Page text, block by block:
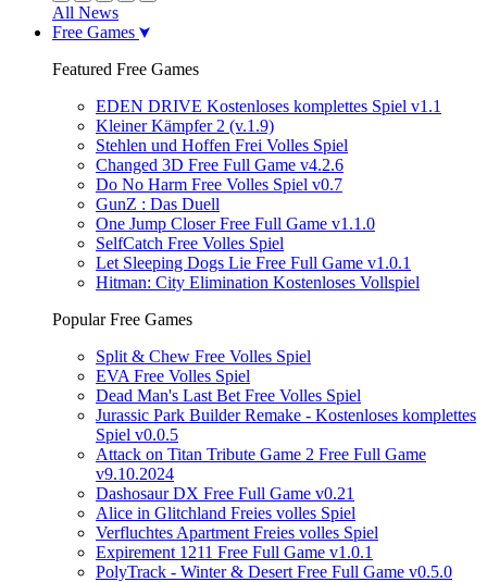
All News
Free Games
Featured Free Games
EDEN DRIVE Kostenloses komplettes Spiel v1.1
Kleiner Kämpfer 2 (v.1.9)
Stehlen und Hoffen Frei Volles Spiel
Changed 3D Free Full Game v4.2.6
Do No Harm Free Volles Spiel v0.7
GunZ : Das Duell
One Jump Closer Free Full Game v1.1.0
SelfCatch Free Volles Spiel
Let Sleeping Dogs Lie Free Full Game v1.0.1
Hitman: City Elimination Kostenloses Vollspiel
Popular Free Games
Split & Chew Free Volles Spiel
EVA Free Volles Spiel
Dead Man's Last Bet Free Volles Spiel
Jurassic Park Builder Remake - Kostenloses komplettes
Spiel v0.0.5
Attack on Titan Tribute Game 2 Free Full Game
v9.10.2024
Dashosaur DX Free Full Game v0.21
Alice in Glitchland Freies volles Spiel
Verfluchtes Apartment Freies volles Spiel
Expirement 1211 Free Full Game v1.0.1
PolyTrack - Winter & Desert Free Full Game v0.5.0